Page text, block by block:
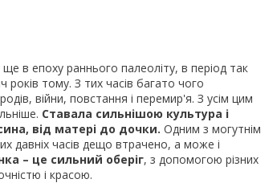
в епоху раннього палеоліту, в період так
років тому. З тих часів багато чого
війни, повстання і перемир'я. З усім цим
Ставала сильнішою культура і
від матері до дочки. Одним з могутнім
давніх часів дещо втрачено, а може і
– це сильний оберіг, з допомогою різних
і красою.